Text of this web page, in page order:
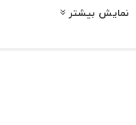
نمایش بیشتر